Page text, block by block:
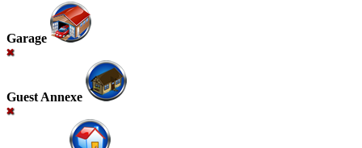
Garage
Guest Annexe